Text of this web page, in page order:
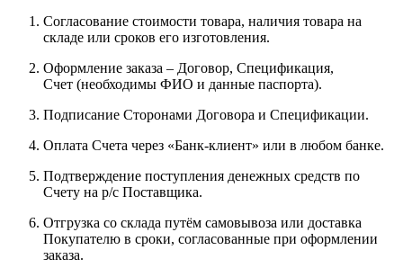
Согласование стоимости товара, наличия товара на
складе или сроков его изготовления.
Оформление заказа – Договор, Спецификация,
Счет (необходимы ФИО и данные паспорта).
Подписание Сторонами Договора и Спецификации.
Оплата Счета через «Банк-клиент» или в любом банке.
Подтверждение поступления денежных средств по
Счету на р/с Поставщика.
Отгрузка со склада путём самовывоза или доставка
Покупателю в сроки, согласованные при оформлении
заказа.